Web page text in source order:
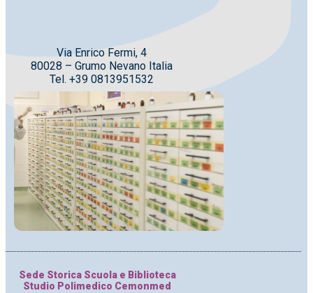
Via Enrico Fermi, 4
80028 – Grumo Nevano Italia
Tel. +39 0813951532
Sede Storica Scuola e Biblioteca
Studio Polimedico Cemonmed